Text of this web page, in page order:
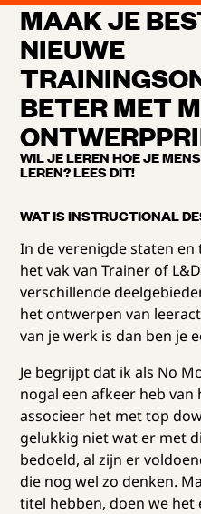
MAAK JE
NIEUWE
BETER MET
WIL JE LEREN HOE JE
LEREN? LEES DIT!
WAT IS INSTRUCTIONAL
In de verenigde staten en
het vak van Trainer of
verschillende
het ontwerpen van
van je werk is dan ben je
Je begrijpt dat ik als No
nogal een afkeer heb
associeer het met top
gelukkig niet wat er met
bedoeld, al zijn er
die nog wel zo denken.
titel hebben, doen we het